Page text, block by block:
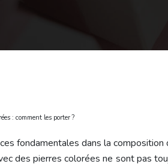
: comment les porter ?
fondamentales dans la
des pierres colorées ne sont pas